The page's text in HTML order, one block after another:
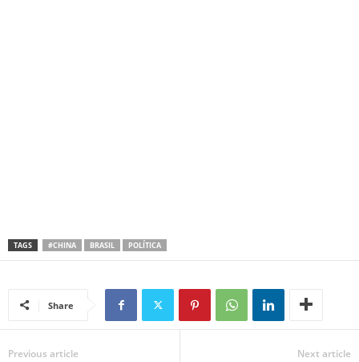
TAGS #CHINA BRASIL POLÍTICA
Share
Previous article Next article